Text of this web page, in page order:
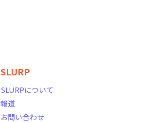
SLURP
SLURPについて
報道
お問い合わせ